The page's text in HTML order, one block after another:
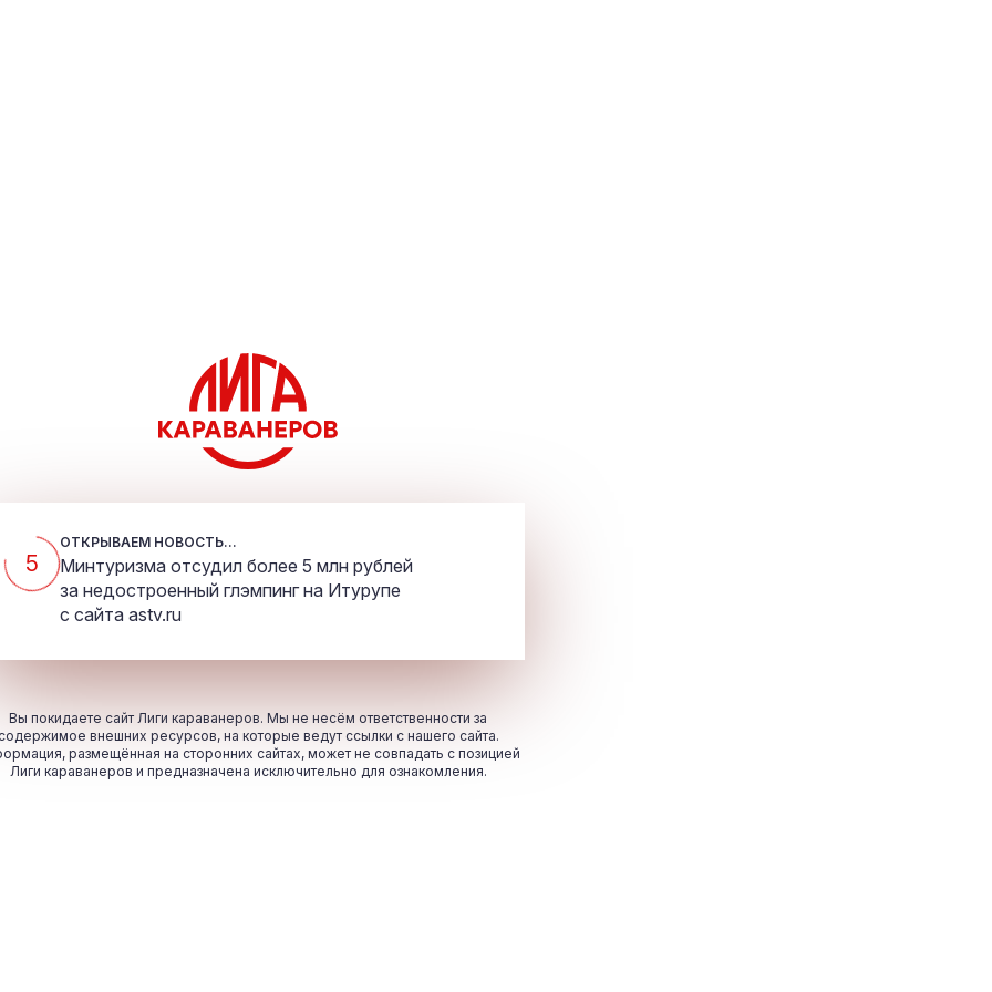
5
ОТКРЫВАЕМ НОВОСТЬ...
Минтуризма отсудил более 5 млн рублей
за недостроенный глэмпинг на Итурупе
с сайта astv.ru
Вы покидаете сайт Лиги караванеров. Мы не несём ответственности за
внешних ресурсов, на которые ведут ссылки с нашего сайта.
размещённая на сторонних сайтах, может не совпадать с позицией
Лиги караванеров и предназначена исключительно для ознакомления.